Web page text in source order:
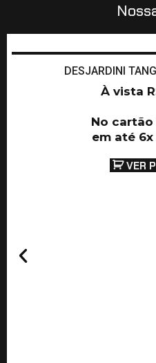
DESJARDINI
À vista
No cartão
em até
VER